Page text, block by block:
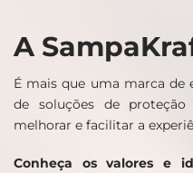
A
É mais que uma marca de
de soluções de
melhorar e facilitar a
Conheça os valores e